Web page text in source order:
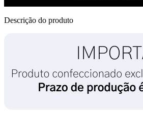
Descrição do produto